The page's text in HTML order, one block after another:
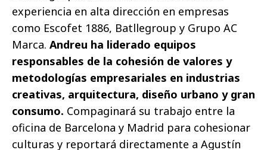
experiencia en alta dirección en empresas
como Escofet 1886, Batllegroup y Grupo AC
Marca. Andreu ha liderado equipos
responsables de la cohesión de valores y
metodologías empresariales en industrias
creativas, arquitectura, diseño urbano y gran
consumo. Compaginará su trabajo entre la
oficina de Barcelona y Madrid para cohesionar
culturas y reportará directamente a Agustín